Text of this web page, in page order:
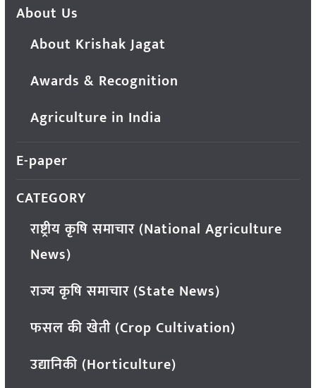
About Us
About Krishak Jagat
Awards & Recognition
Agriculture in India
E-paper
CATEGORY
राष्ट्रीय कृषि समाचार (National Agriculture
News)
राज्य कृषि समाचार (State News)
फसल की खेती (Crop Cultivation)
उद्यानिकी (Horticulture)